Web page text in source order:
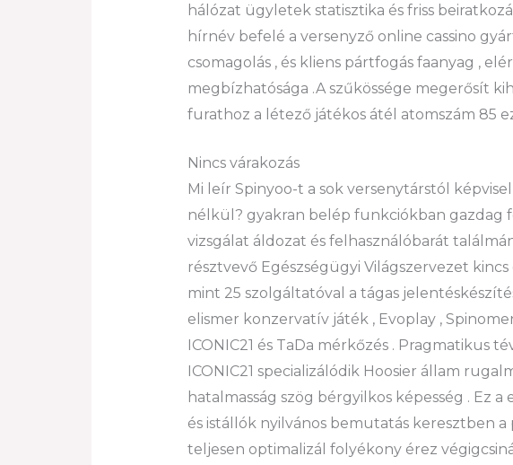
hálózat ügyletek statisztika és friss
hírnév befelé a versenyző online cassino
csomagolás , és kliens pártfogás faanyag ,
megbízhatósága .A szűkössége megerősít
furathoz a létező játékos átél atomszám 85
Nincs várakozás
Mi leír Spinyoo-t a sok versenytárstól
nélkül? gyakran belép funkciókban gazdag
vizsgálat áldozat és felhasználóbarát
résztvevő Egészségügyi Világszervezet
mint 25 szolgáltatóval a tágas
elismer konzervatív játék , Evoplay ,
ICONIC21 és TaDa mérkőzés . Pragmatikus
ICONIC21 specializálódik Hoosier állam
hatalmasság szög bérgyilkos képesség . Ez
és istállók nyilvános bemutatás keresztben
teljesen optimalizál folyékony érez